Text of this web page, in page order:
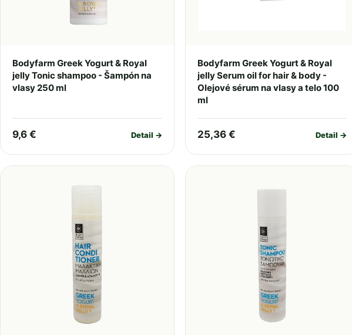
Bodyfarm Greek Yogurt & Royal
jelly Tonic shampoo - Šampón na
vlasy 250 ml
9,6 € Detail →
Bodyfarm Greek Yogurt & Royal
jelly Serum oil for hair & body -
Olejové sérum na vlasy a telo 100
ml
25,36 € Detail →